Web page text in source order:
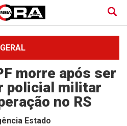
GERAL
morre após ser
policial militar
no RS
Estado